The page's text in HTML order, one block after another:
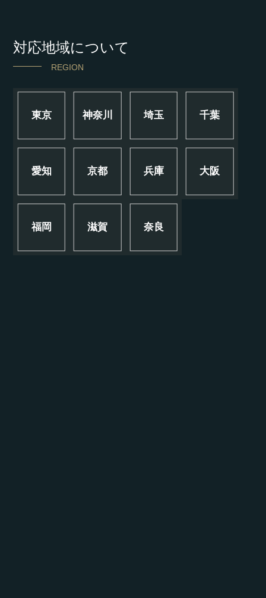
対応地域について
REGION
東京 神奈川 埼玉 千葉
愛知 京都 兵庫 大阪
福岡 滋賀 奈良